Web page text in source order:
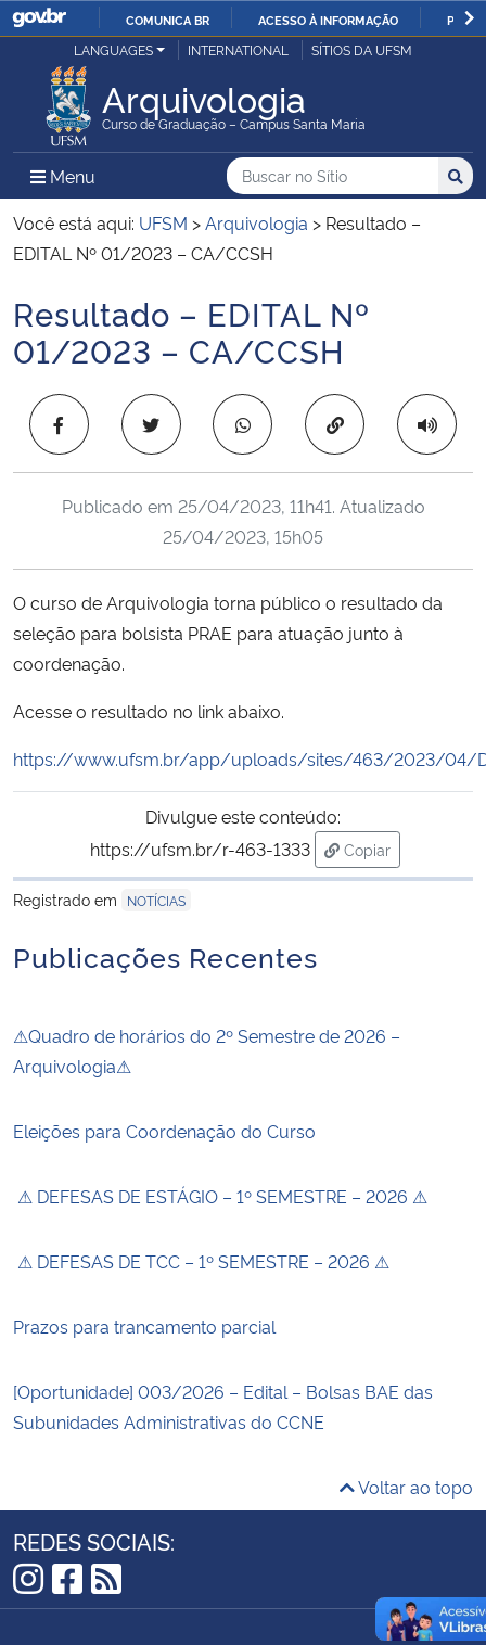
IR
O
COMUNICA BR ACESSO À INFORMAÇÃO
Ministério da Justiça e Segurança Pública
Ministério da Defesa
Ministério das Relações Exteriores
Ministério da Infraestrutura
Ministério da Educação
Ministério da Cidadania
Ministério de Minas e Energia
Ministério da Ciência, Tecnologia, Inovações e Comunicações
Ministério do Turismo
Ministério do Desenvolvimento Regional
Controladoria-Geral da União
Ministério da Mulher, da Família e dos Direitos Humanos
Secretaria de Governo
Gabinete de Segurança Institucional
Advocacia-Geral da União
Banco Central do Brasil
LANGUAGES INTERNATIONAL SÍTIOS DA UFSM
Arquivologia
Curso de Graduação – Campus Santa Maria
Menu Menu Principal do Sítio
Busca
Buscar no no Sítio
Busca:
Você está aqui: UFSM >Arquivologia > Resultado –
EDITAL Nº 01/2023 – CA/CCSH
Início do conteúdo
Resultado – EDITAL Nº
01/2023 – CA/CCSH
Copiar para área
Publicado em 25/04/2023, 11h41. Atualizado
25/04/2023, 15h05
O curso de Arquivologia torna público o resultado da
seleção para bolsista PRAE para atuação junto à
coordenação.
Acesse o resultado no link abaixo.
https://www.ufsm.br/app/uploads/sites/463/2023/04/
Divulgue este conteúdo:
https://ufsm.br/r-463-1333
Copiar
para área de
Registrado em
NOTÍCIAS
Publicações Recentes
⚠Quadro de horários do 2º Semestre de 2026 –
Arquivologia⚠
Eleições para Coordenação do Curso
⚠ DEFESAS DE ESTÁGIO – 1º SEMESTRE – 2026 ⚠
⚠ DEFESAS DE TCC – 1º SEMESTRE – 2026 ⚠
Prazos para trancamento parcial
[Oportunidade] 003/2026 – Edital – Bolsas BAE das
Subunidades Administrativas do CCNE
Voltar ao topo
REDES SOCIAIS:
Instagram
Facebook
RSS